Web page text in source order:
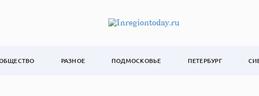
РАЗНОЕ ПОДМОСКОВЬЕ ПЕТЕРБУРГ